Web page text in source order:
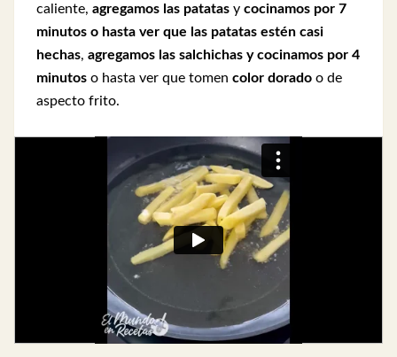
caliente, agregamos las patatas y cocinamos por 7
minutos o hasta ver que las patatas estén casi
hechas, agregamos las salchichas y cocinamos por 4
minutos o hasta ver que tomen color dorado o de
aspecto frito.